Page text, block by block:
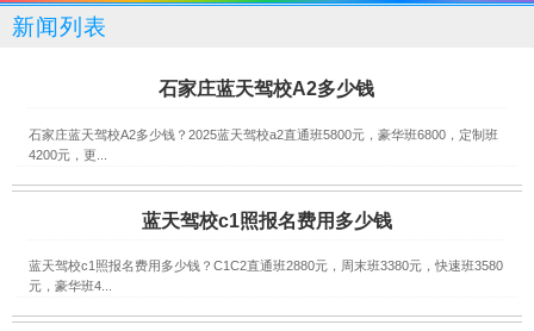
新闻列表
石家庄蓝天驾校A2多少钱
石家庄蓝天驾校A2多少钱？2025蓝天驾校a2直通班5800元，豪华班6800，定制班
4200元，更...
蓝天驾校c1照报名费用多少钱
蓝天驾校c1照报名费用多少钱？C1C2直通班2880元，周末班3380元，快速班3580
元，豪华班4...